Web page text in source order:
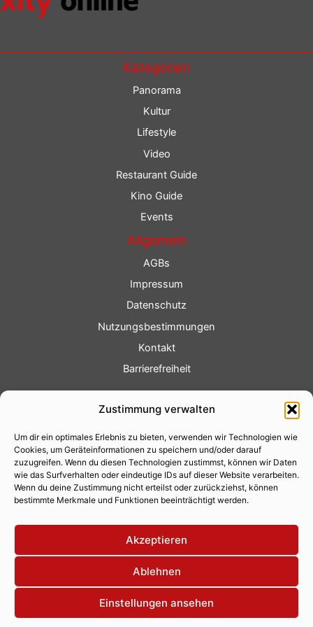
Zustimmung verwalten
Um dir ein optimales Erlebnis zu bieten, verwenden wir Technologien wie
Cookies, um Geräteinformationen zu speichern und/oder darauf
zuzugreifen. Wenn du diesen Technologien zustimmst, können wir Daten
wie das Surfverhalten oder eindeutige IDs auf dieser Website verarbeiten.
Wenn du deine Zustimmung nicht erteilst oder zurückziehst, können
bestimmte Merkmale und Funktionen beeinträchtigt werden.
Akzeptieren
Ablehnen
Einstellungen ansehen
Kategorien
Panorama
Kultur
Lifestyle
Video
Restaurant Guide
Kino Guide
Events
Allgemein
AGBs
Impressum
Datenschutz
Nutzungsbestimmungen
Kontakt
Barrierefreiheit
Fotoservice
Videoservice
Werbung
Contenterstellung
Lokalnachrichten
Lokalfernsehen
Eventkalender